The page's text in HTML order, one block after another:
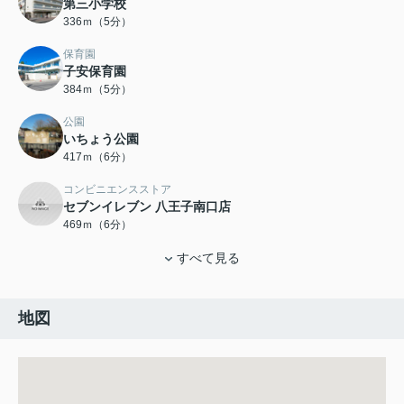
第三小学校
336ｍ（5分）
保育園
子安保育園
384ｍ（5分）
公園
いちょう公園
417ｍ（6分）
コンビニエンスストア
セブンイレブン 八王子南口店
469ｍ（6分）
すべて見る
地図